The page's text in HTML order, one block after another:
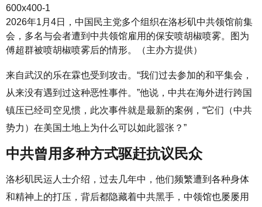
2026年1月4日，中国民主党多个组织在洛杉矶中共领馆前集
会，多名与会者遭到中共领馆雇用的保安喷胡椒喷雾。图为
傅超群被喷胡椒喷雾后的情形。（主办方提供）
来自武汉的乐在霖也受到攻击。“我们过去参加的和平集会，
从来没有遇到过这种恶性事件。”他说，中共在海外进行跨国
镇压已经司空见惯，此次事件就是最新的案例，“它们（中共
势力）在美国土地上为什么可以如此嚣张？”
中共曾用多种方式驱赶抗议民众
洛杉矶民运人士介绍，过去几年中，他们频繁遭到各种身体
和精神上的打压，背后都隐藏着中共黑手，中领馆也屡屡用